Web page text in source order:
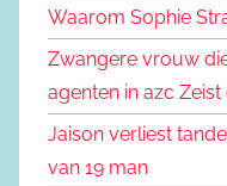
Waarom Sophie
Zwangere vrouw
agenten in azc
Jaison verliest
van 19 man